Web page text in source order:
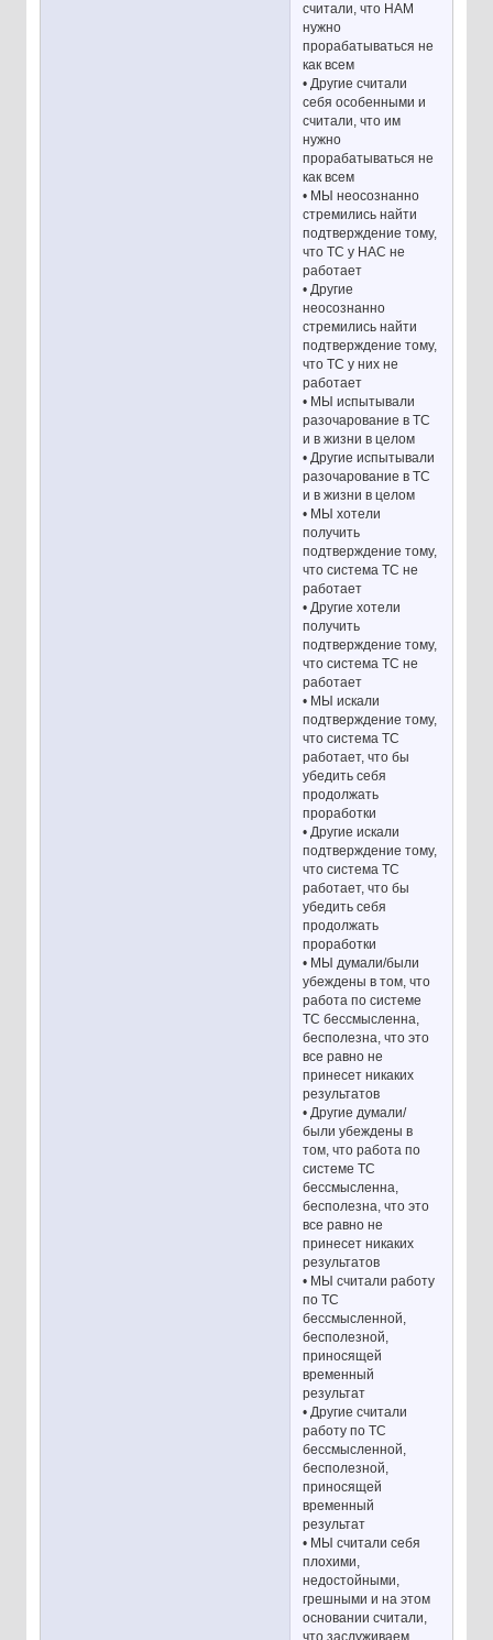
считали, что НАМ
нужно
прорабатываться не
как всем
• Другие считали
себя особенными и
считали, что им
нужно
прорабатываться не
как всем
• МЫ неосознанно
стремились найти
подтверждение тому,
что ТС у НАС не
работает
• Другие
неосознанно
стремились найти
подтверждение тому,
что ТС у них не
работает
• МЫ испытывали
разочарование в ТС
и в жизни в целом
• Другие испытывали
разочарование в ТС
и в жизни в целом
• МЫ хотели
получить
подтверждение тому,
что система ТС не
работает
• Другие хотели
получить
подтверждение тому,
что система ТС не
работает
• МЫ искали
подтверждение тому,
что система ТС
работает, что бы
убедить себя
продолжать
проработки
• Другие искали
подтверждение тому,
что система ТС
работает, что бы
убедить себя
продолжать
проработки
• МЫ думали/были
убеждены в том, что
работа по системе
ТС бессмысленна,
бесполезна, что это
все равно не
принесет никаких
результатов
• Другие думали/
были убеждены в
том, что работа по
системе ТС
бессмысленна,
бесполезна, что это
все равно не
принесет никаких
результатов
• МЫ считали работу
по ТС
бессмысленной,
бесполезной,
приносящей
временный
результат
• Другие считали
работу по ТС
бессмысленной,
бесполезной,
приносящей
временный
результат
• МЫ считали себя
плохими,
недостойными,
грешными и на этом
основании считали,